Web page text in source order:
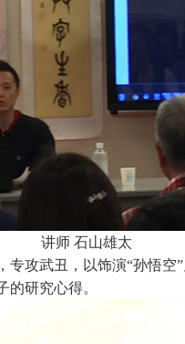
讲师 石山雄太
专攻武丑，以饰演“孙悟空
的研究心得。